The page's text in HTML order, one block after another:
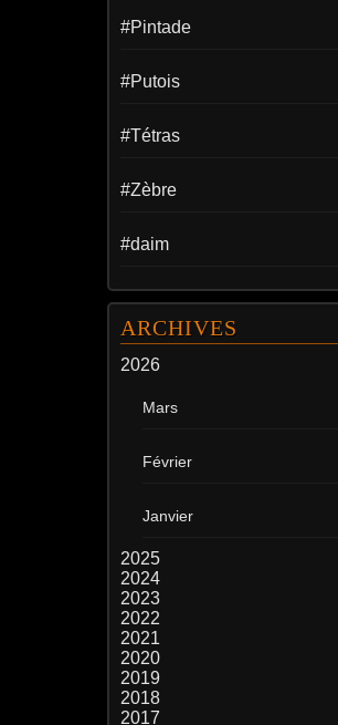
#Pintade
#Putois
#Tétras
#Zèbre
#daim
ARCHIVES
2026
Mars
Février
Janvier
2025
2024
2023
2022
2021
2020
2019
2018
2017